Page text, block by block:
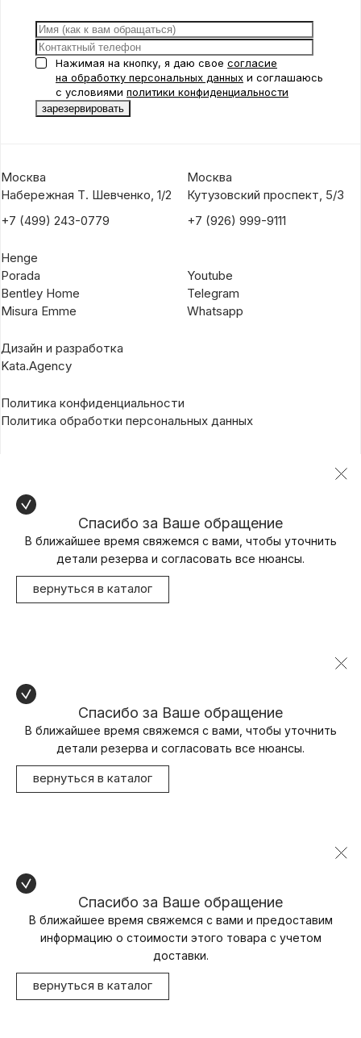
Нажимая на кнопку, я даю свое согласие
на обработку персональных данных и соглашаюсь
с условиями политики конфиденциальности
Москва
Набережная Т. Шевченко, 1/2
+7 (499) 243-0779
Москва
Кутузовский проспект, 5/3
+7 (926) 999-9111
Henge
Porada
Bentley Home
Misura Emme
Youtube
Telegram
Whatsapp
Дизайн и разработка
Kata.Agency
Политика конфиденциальности
Политика обработки персональных данных
Спасибо за Ваше обращение
В ближайшее время свяжемся с вами, чтобы уточнить
детали резерва и согласовать все нюансы.
вернуться в каталог
Спасибо за Ваше обращение
В ближайшее время свяжемся с вами, чтобы уточнить
детали резерва и согласовать все нюансы.
вернуться в каталог
Спасибо за Ваше обращение
В ближайшее время свяжемся с вами и предоставим
информацию о стоимости этого товара с учетом
доставки.
вернуться в каталог